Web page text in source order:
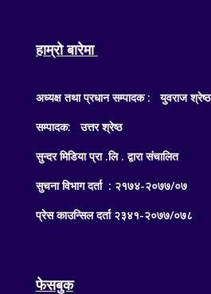
हाम्रो बारेमा
अध्यक्ष तथा प्रधान सम्पादक : युवराज श्रेष्ठ
सम्पादक: उत्तर श्रेष्ठ
सुन्दर मिडिया प्रा .लि . द्वारा संचालित
सुचना विभाग दर्ता : २१७४-२०७७/०७
प्रेस काउन्सिल दर्ता २३४१-२०७७/०७८
फेसबुक